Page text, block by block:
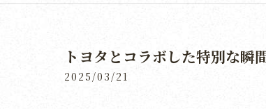
トヨタとコラボした特別な瞬
2025/03/21